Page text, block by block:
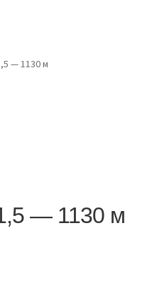
— 1130 м
— 1130 м